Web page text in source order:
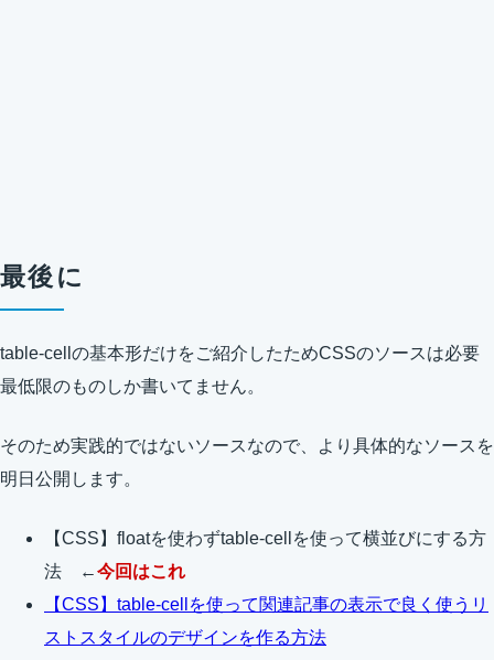
最後に
table-cellの基本形だけをご紹介したためCSSのソースは必要
最低限のものしか書いてません。
そのため実践的ではないソースなので、より具体的なソースを
明日公開します。
【CSS】floatを使わずtable-cellを使って横並びにする方
法 ←今回はこれ
【CSS】table-cellを使って関連記事の表示で良く使うリ
ストスタイルのデザインを作る方法